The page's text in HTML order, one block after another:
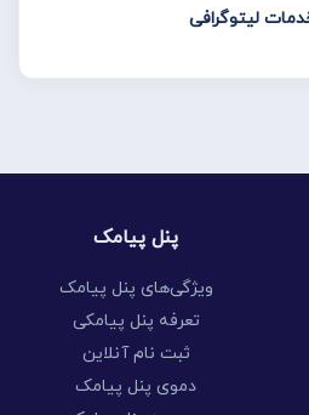
لیتوگرافی
پنل پیامک
ویژگی‌های پنل پیامک
تعرفه پنل پیامکی
ثبت نام آنلاین
دموی پنل پیامک